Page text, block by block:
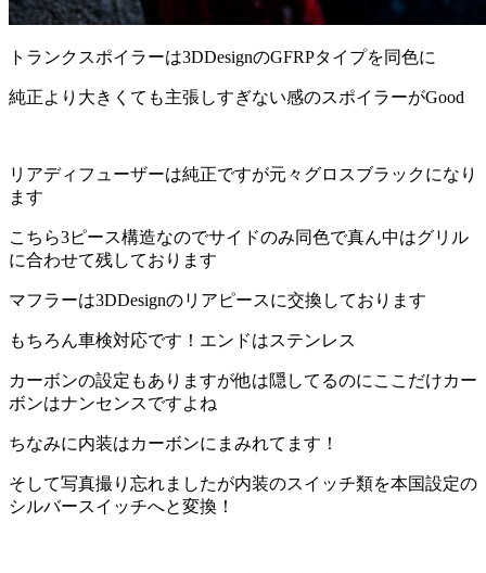
トランクスポイラーは3DDesignのGFRPタイプを同色に
純正より大きくても主張しすぎない感のスポイラーがGood
リアディフューザーは純正ですが元々グロスブラックになり
ます
こちら3ピース構造なのでサイドのみ同色で真ん中はグリル
に合わせて残しております
マフラーは3DDesignのリアピースに交換しております
もちろん車検対応です！エンドはステンレス
カーボンの設定もありますが他は隠してるのにここだけカー
ボンはナンセンスですよね
ちなみに内装はカーボンにまみれてます！
そして写真撮り忘れましたが内装のスイッチ類を本国設定の
シルバースイッチへと変換！